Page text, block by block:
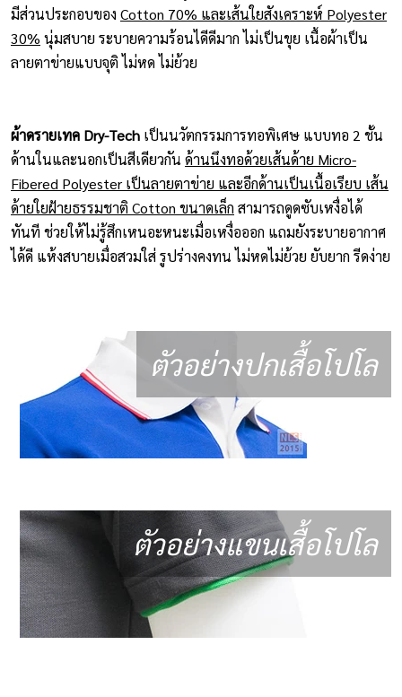
มีส่วนประกอบของ Cotton 70% และเส้นใยสังเคราะห์ Polyester
30% นุ่มสบาย ระบายความร้อนไดีดีมาก ไม่เป็นขุย เนื้อผ้าเป็น
ลายตาข่ายแบบจุติ ไม่หด ไม่ย้วย
ผ้าดรายเทค Dry-Tech เป็นนวัตกรรมการทอพิเศษ แบบทอ 2 ชั้น
ด้านในและนอกเป็นสีเดียวกัน ด้านนึงทอด้วยเส้นด้าย Micro-
Fibered Polyester เป็นลายตาข่าย และอีกด้านเป็นเนื้อเรียบ เส้น
ด้ายใยฝ้ายธรรมชาติ Cotton ขนาดเล็ก สามารถดูดซับเหงื่อได้
ทันที ช่วยให้ไม่รู้สึกเหนอะหนะเมื่อเหงื่อออก แถมยังระบายอากาศ
ได้ดี แห้งสบายเมื่อสวมใส่ รูปร่างคงทน ไม่หดไม่ย้วย ยับยาก รีดง่าย
ตัวอย่างปกเสื้อโปโล
ตัวอย่างแขนเสื้อโปโล